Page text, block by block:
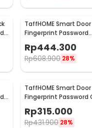
TaffHOME Smart Door
Fingerprint Password
Bluetooth Card
A3F
Rp444.300
Rp608.900 28%
TaffHOME Smart Door
Fingerprint Password
RFID Alarm - H1-XG
Rp315.000
Rp431.900 28%